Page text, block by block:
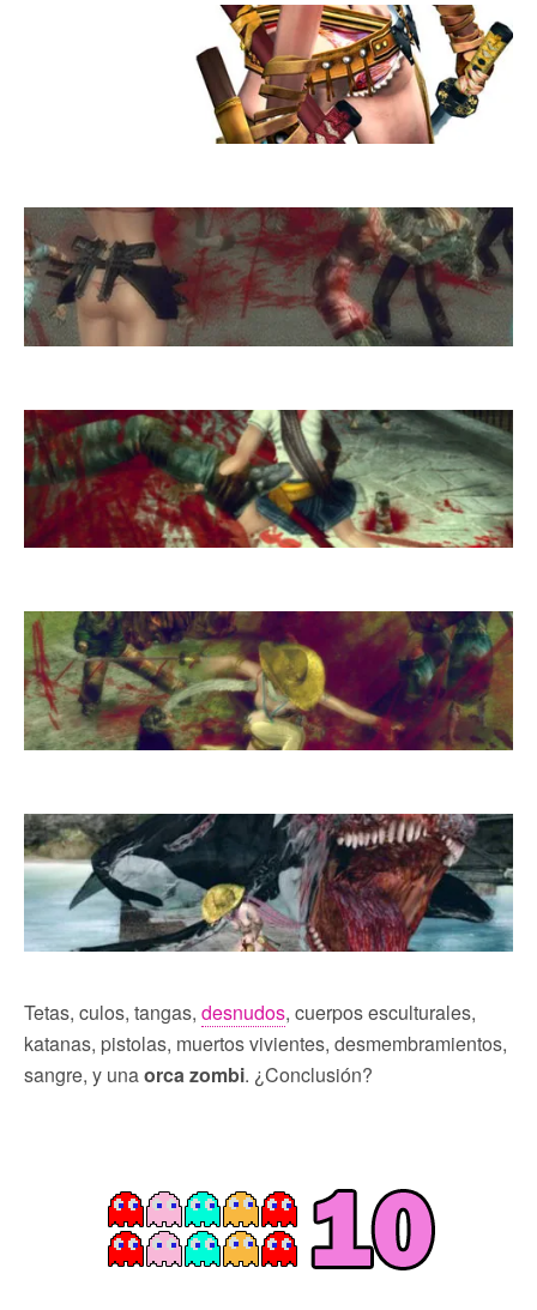
Tetas, culos, tangas, desnudos, cuerpos esculturales,
katanas, pistolas, muertos vivientes, desmembramientos,
sangre, y unaorca zombi. ¿Conclusión?